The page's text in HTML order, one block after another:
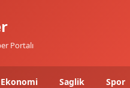
Portalı
Ekonomi Saglik Spor